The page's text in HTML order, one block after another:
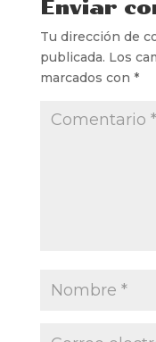
Enviar
Tu dirección de
publicada. Los
marcados con *